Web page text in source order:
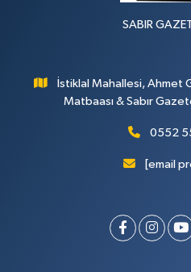
SABIR
İstiklal Mahallesi, Ahmet
Matbaası & Sabır
0552
[email